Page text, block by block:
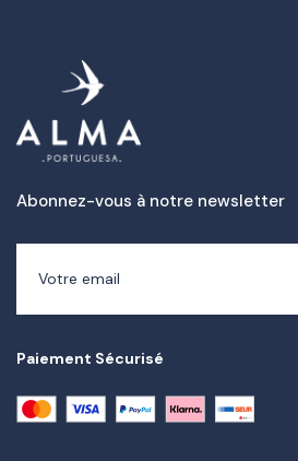
Abonnez-vous à notre newsletter
Paiement Sécurisé